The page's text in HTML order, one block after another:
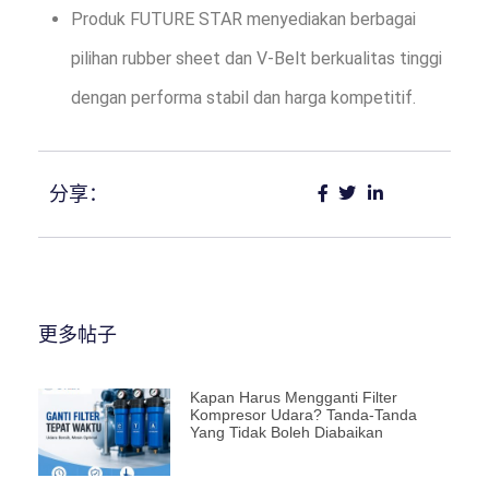
Produk FUTURE STAR menyediakan berbagai
pilihan rubber sheet dan V-Belt berkualitas tinggi
dengan performa stabil dan harga kompetitif.
分享：
更多帖子
Kapan Harus Mengganti Filter
Kompresor Udara? Tanda-Tanda
Yang Tidak Boleh Diabaikan